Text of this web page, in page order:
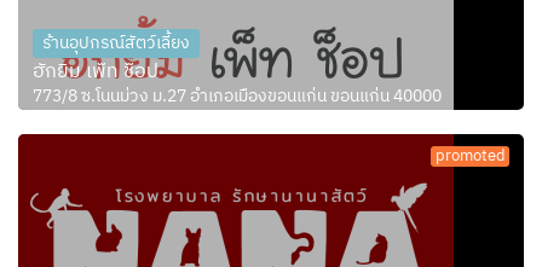
ร้านอุปกรณ์สัตว์เลี้ยง
ฮักยิ้ม เพ็ท ช็อป
773/8 ซ.โนนม่วง ม.27 อำเภอเมืองขอนแก่น ขอนแก่น 40000
promoted